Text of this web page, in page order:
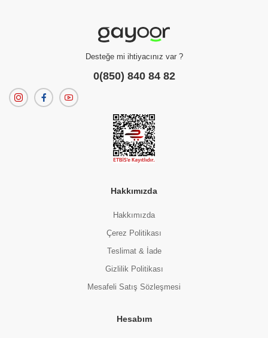
Desteğe mi ihtiyacınız var ?
0(850) 840 84 82
Hakkımızda
Hakkımızda
Çerez Politikası
Teslimat & İade
Gizlilik Politikası
Mesafeli Satış Sözleşmesi
Hesabım